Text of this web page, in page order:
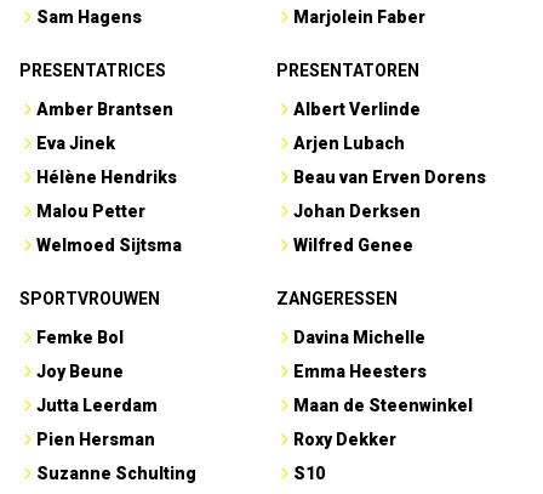
Sam Hagens
Marjolein Faber
PRESENTATRICES
Amber Brantsen
Eva Jinek
Hélène Hendriks
Malou Petter
Welmoed Sijtsma
PRESENTATOREN
Albert Verlinde
Arjen Lubach
Beau van Erven Dorens
Johan Derksen
Wilfred Genee
SPORTVROUWEN
Femke Bol
Joy Beune
Jutta Leerdam
Pien Hersman
Suzanne Schulting
ZANGERESSEN
Davina Michelle
Emma Heesters
Maan de Steenwinkel
Roxy Dekker
S10